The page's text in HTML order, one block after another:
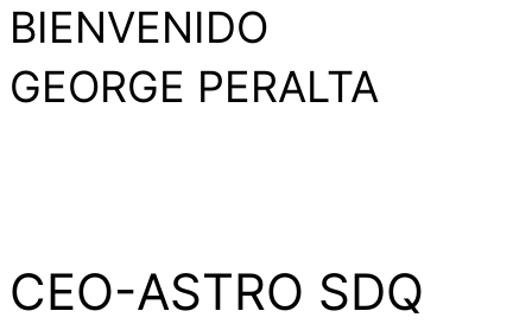
BIENVENIDO
GEORGE PERALTA
CEO-ASTRO SDQ